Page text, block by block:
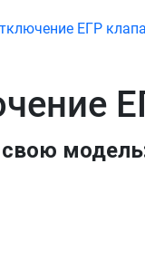
ЕГР